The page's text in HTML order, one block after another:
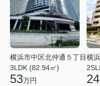
横浜市中区北仲通５丁目
3LDK (82.94㎡)
53万円
横